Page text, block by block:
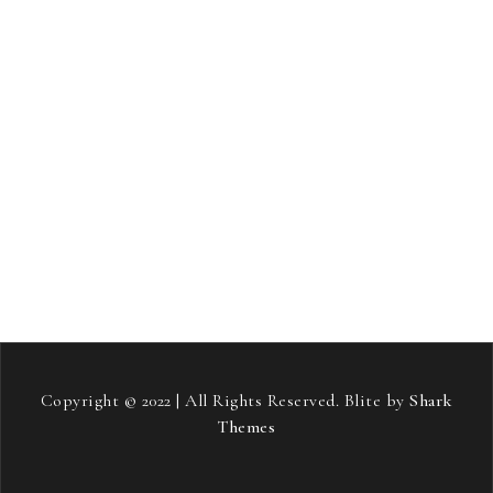
Copyright © 2022 | All Rights Reserved. Blite byShark
Themes